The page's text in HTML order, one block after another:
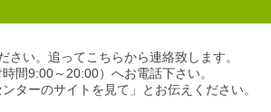
い。追ってこちらから連絡致します。
間9:00～20:00）へお電話下さい。
ターのサイトを見て」とお伝えください。